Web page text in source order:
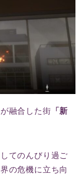
融合した街 「新
てのんびり過ご
の危機に立ち向